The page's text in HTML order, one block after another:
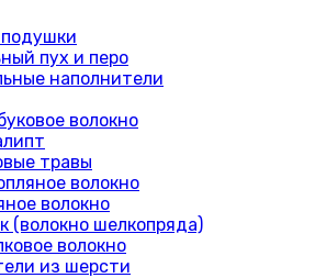
пух и перо
наполнители
волокно
травы
волокно
волокно
(волокно шелкопряда)
волокно
из шерсти